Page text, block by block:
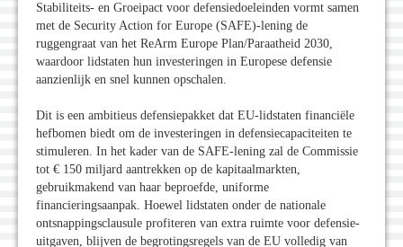
Stabiliteits- en Groeipact voor defensiedoeleinden vormt samen
met de Security Action for Europe (SAFE)-lening de
ruggengraat van het ReArm Europe Plan/Paraatheid 2030,
waardoor lidstaten hun investeringen in Europese defensie
aanzienlijk en snel kunnen opschalen.
Dit is een ambitieus defensiepakket dat EU-lidstaten financiële
hefbomen biedt om de investeringen in defensiecapaciteiten te
stimuleren. In het kader van de SAFE-lening zal de Commissie
tot € 150 miljard aantrekken op de kapitaalmarkten,
gebruikmakend van haar beproefde, uniforme
financieringsaanpak. Hoewel lidstaten onder de nationale
ontsnappingsclausule profiteren van extra ruimte voor defensie-
uitgaven, blijven de begrotingsregels van de EU volledig van